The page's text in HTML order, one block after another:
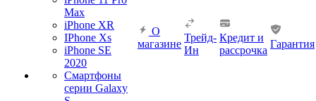
Max
iPhone XR
IPhone Xs
iPhone SE
2020
Смартфоны
серии Galaxy
О
магазине
Трейд-
Ин
Кредит и
рассрочка
Гарантия